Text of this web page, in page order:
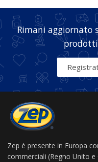
Rimani aggiornato
prodotti
Zep è presente in Europa
commerciali (Regno Unito